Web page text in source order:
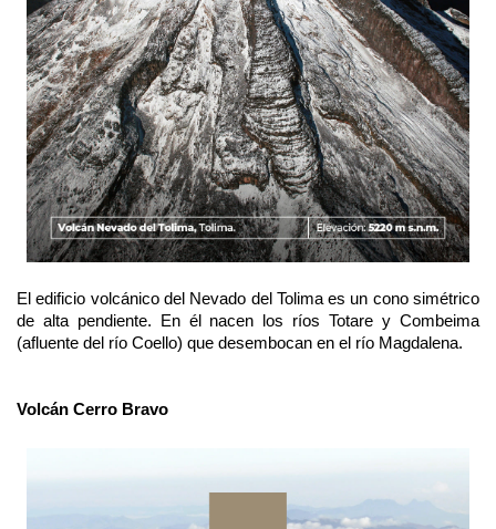
El edificio volcánico del Nevado del Tolima es un cono simétrico
de alta pendiente. En él nacen los ríos Totare y Combeima
(afluente del río Coello) que desembocan en el río Magdalena.
Volcán Cerro Bravo